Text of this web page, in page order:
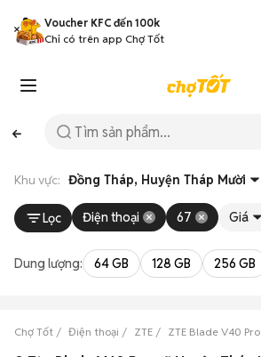
Voucher KFC đến 100k
Chỉ có trên app Chợ Tốt
Khu vực: Đồng Tháp, Huyện Tháp Mười
Lọc Điện thoại 67 Giá
Dung lượng: 64 GB 128 GB 256 GB
Chợ Tốt Điện thoại ZTE ZTE Blade V40 Pro